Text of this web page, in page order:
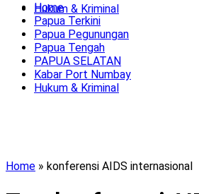
Hukum & Kriminal
Home
Papua Terkini
Papua Pegunungan
Papua Tengah
PAPUA SELATAN
Kabar Port Numbay
Hukum & Kriminal
Home » konferensi AIDS internasional